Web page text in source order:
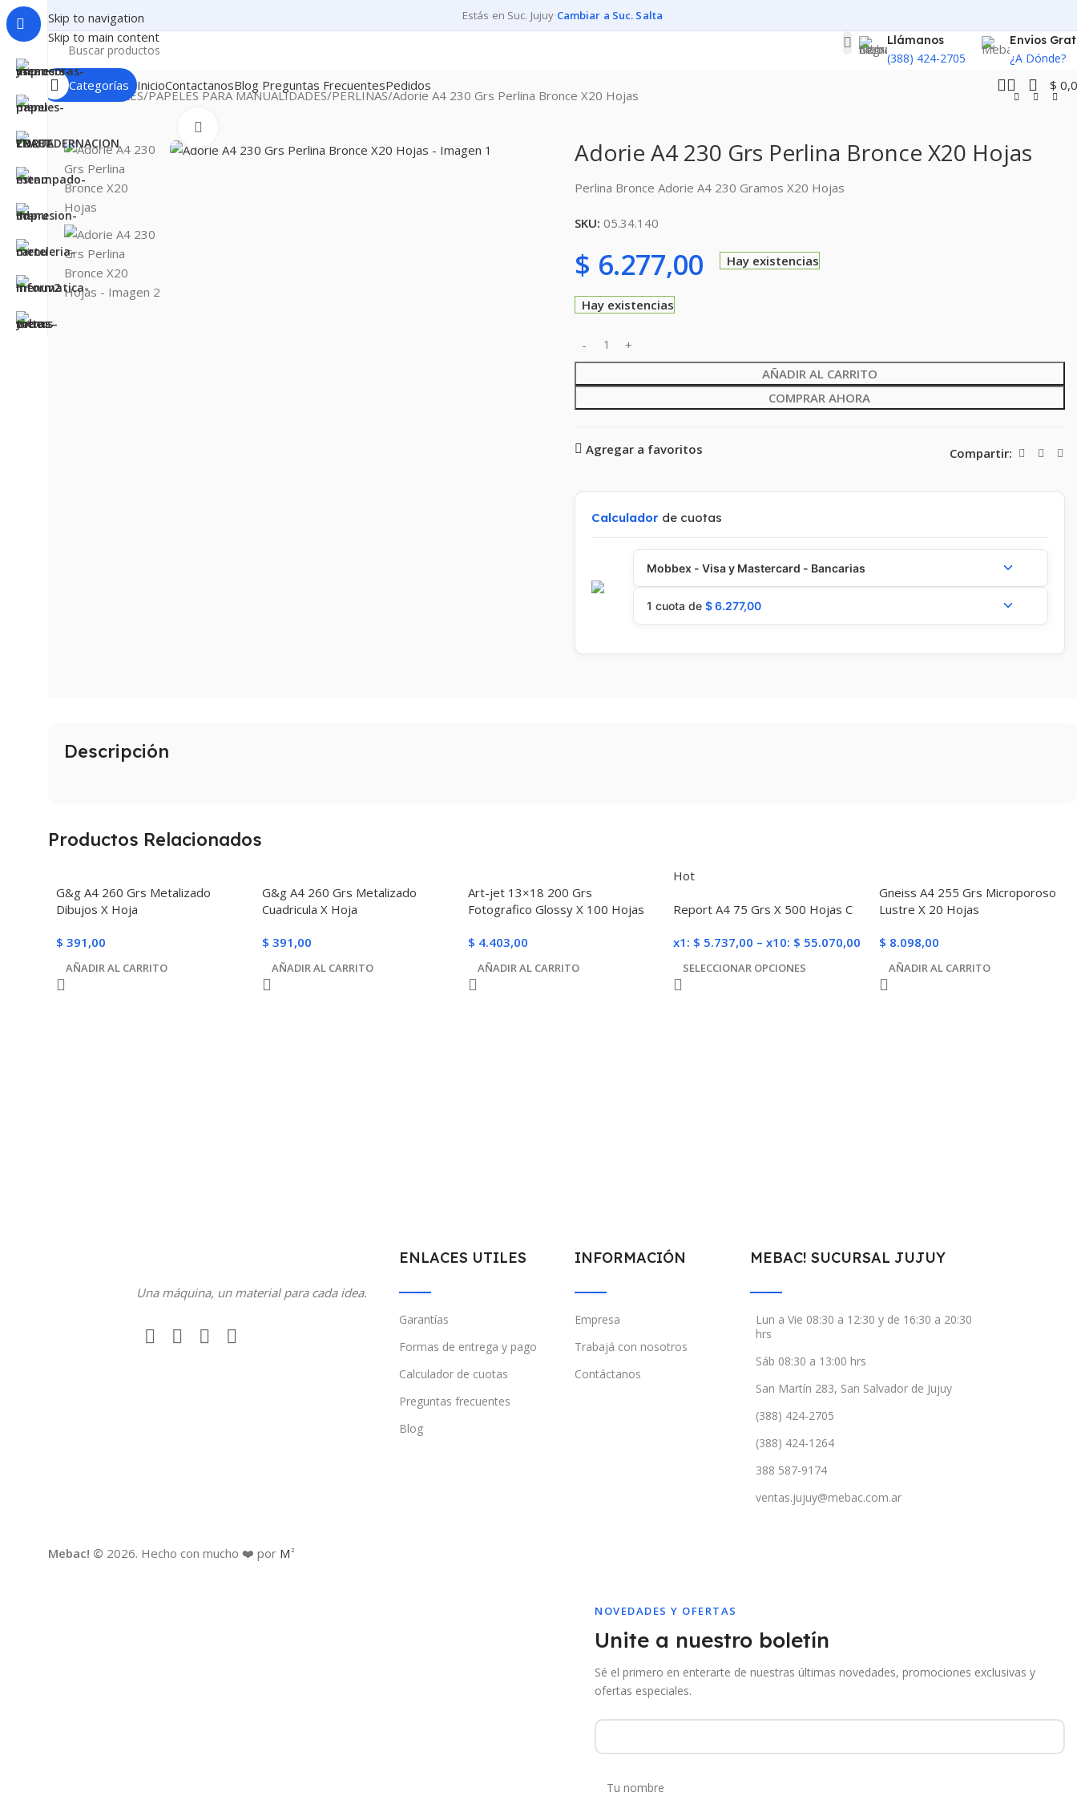
Skip to navigation
Skip to main content
Estás en Suc. Jujuy·Cambiar a Suc. Salta
Llámanos
(388) 424-2705
Envios
¿A Dónde?
Categorías InicioContactanosBlog Preguntas FrecuentesPedidos $
Inicio PAPELES PAPELES PARA MANUALIDADES PERLINAS Adorie A4 230 Grs Perlina Bronce X20 Hojas
Adorie A4 230 Grs Perlina Bronce X20 Hojas
Perlina Bronce Adorie A4 230 Gramos X20 Hojas
SKU: 05.34.140
$ 6.277,00 Hay existencias
Hay existencias
AÑADIR AL CARRITO
COMPRAR AHORA
Agregar a favoritos Compartir:
Calculadorde cuotas
Mobbex - Visa y Mastercard - Bancarias
1 cuota de $6.277,00
Descripción
Productos Relacionados
G&g A4 260 Grs Metalizado
Dibujos X Hoja
$ 391,00
AÑADIR AL CARRITO
G&g A4 260 Grs Metalizado
Cuadricula X Hoja
$ 391,00
AÑADIR AL CARRITO
Art-jet 13×18 200 Grs
Fotografico Glossy X 100 Hojas
$ 4.403,00
AÑADIR AL CARRITO
Hot
Report A4 75 Grs X 500 Hojas C
x1: $ 5.737,00 –x10: $ 55.070,00
SELECCIONAR OPCIONES
Gneiss A4 255 Grs Microporoso
Lustre X 20 Hojas
$ 8.098,00
AÑADIR AL CARRITO
Una máquina, un material para cada idea.
ENLACES UTILES
Garantías
Formas de entrega y pago
Calculador de cuotas
Preguntas frecuentes
Blog
INFORMACIÓN
Empresa
Trabajá con nosotros
Contáctanos
MEBAC! SUCURSAL JUJUY
Lun a Vie 08:30 a 12:30 y de 16:30 a 20:30
hrs
Sáb 08:30 a 13:00 hrs
San Martín 283, San Salvador de Jujuy
(388) 424-2705
(388) 424-1264
388 587-9174
ventas.jujuy@mebac.com.ar
Mebac! © 2026. Hecho con mucho ❤️ por M 2
NOVEDADES Y OFERTAS
Unite a nuestro boletín
Sé el primero en enterarte de nuestras últimas novedades, promociones exclusivas y
ofertas especiales.